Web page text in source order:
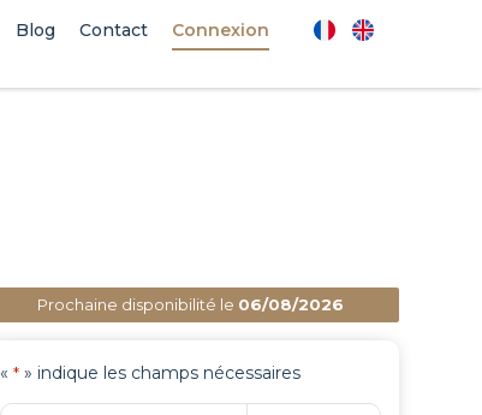
Blog Contact Connexion
Prochaine disponibilité le 06/08/2026
« * » indique les champs nécessaires